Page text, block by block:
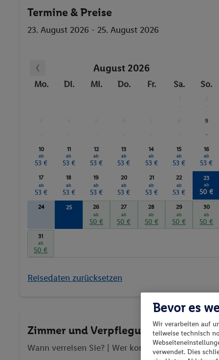
Termine & Preise
23. August 2026 - 25. August 2026
August 2026
Mo. Di. Mi. Do. Fr. Sa. So.
9
-
10
ab
53 €
11
ab
53 €
12
ab
53 €
13
ab
53 €
14
ab
53 €
15
ab
53 €
16
ab
53 €
17
ab
53 €
18
ab
53 €
19
ab
53 €
20
ab
53 €
21
ab
53 €
22
ab
53 €
23
ab
50 €
24 25 26
ab
50 €
27
ab
50 €
28
ab
50 €
29
ab
50 €
30
ab
50 €
31
ab
50 €
Reisedaten zurücksetzen
Zimmer und Verpflegung wählen
Wann verreisen Sie? | Wer kommt mit?| Wo geht
Bevor es
Wir verarbeiten auf
teilweise technisch
verwendet. Dies